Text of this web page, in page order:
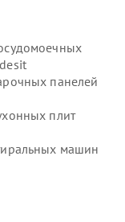
панелей
плит
машин